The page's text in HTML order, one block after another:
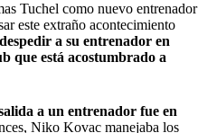
Tuchel como nuevo entrenador
este extraño acontecimiento
a su entrenador en
que está acostumbrado a
a un entrenador fue en
Niko Kovac manejaba los